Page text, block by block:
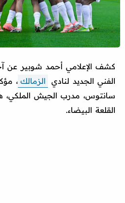
كشف الإعلامي أحمد شوبير عن
الفني الجديد لنادي
الزمالك ،
سانتوس، مدرب الجيش الملكي،
القلعة البيضاء.